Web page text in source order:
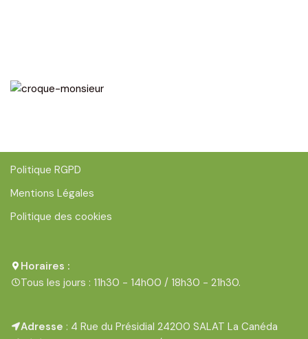
Politique RGPD
Mentions Légales
Politique des cookies
Horaires :
Tous les jours : 11h30 - 14h00 / 18h30 - 21h30.
Adresse : 4 Rue du Présidial 24200 SALAT La Canéda